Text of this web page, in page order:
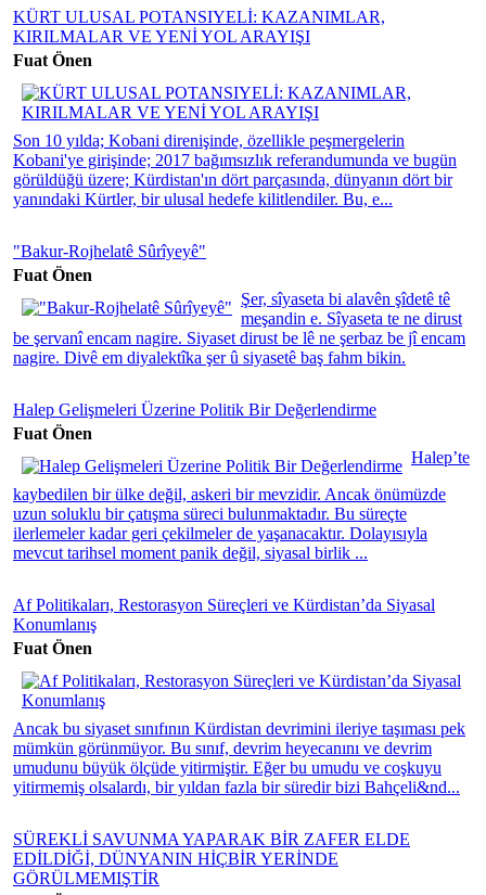
KÜRT ULUSAL POTANSIYELİ: KAZANIMLAR,
KIRILMALAR VE YENİ YOL ARAYIŞI
Fuat Önen
Son 10 yılda; Kobani direnişinde, özellikle peşmergelerin
Kobani'ye girişinde; 2017 bağımsızlık referandumunda ve bugün
görüldüğü üzere; Kürdistan'ın dört parçasında, dünyanın dört bir
yanındaki Kürtler, bir ulusal hedefe kilitlendiler. Bu, e...
"Bakur-Rojhelatê Sûrîyeyê"
Fuat Önen
Şer, sîyaseta bi alavên şîdetê tê
meşandin e. Sîyaseta te ne dirust
be şervanî encam nagire. Siyaset dirust be lê ne şerbaz be jî encam
nagire. Divê em diyalektîka şer û siyasetê baş fahm bikin.
Halep Gelişmeleri Üzerine Politik Bir Değerlendirme
Fuat Önen
Halep’te
kaybedilen bir ülke değil, askeri bir mevzidir. Ancak önümüzde
uzun soluklu bir çatışma süreci bulunmaktadır. Bu süreçte
ilerlemeler kadar geri çekilmeler de yaşanacaktır. Dolayısıyla
mevcut tarihsel moment panik değil, siyasal birlik ...
Af Politikaları, Restorasyon Süreçleri ve Kürdistan’da Siyasal
Konumlanış
Fuat Önen
Ancak bu siyaset sınıfının Kürdistan devrimini ileriye taşıması pek
mümkün görünmüyor. Bu sınıf, devrim heyecanını ve devrim
umudunu büyük ölçüde yitirmiştir. Eğer bu umudu ve coşkuyu
yitirmemiş olsalardı, bir yıldan fazla bir süredir bizi Bahçeli&nd...
SÜREKLİ SAVUNMA YAPARAK BİR ZAFER ELDE
EDİLDİĞİ, DÜNYANIN HİÇBİR YERİNDE
GÖRÜLMEMIŞTİR